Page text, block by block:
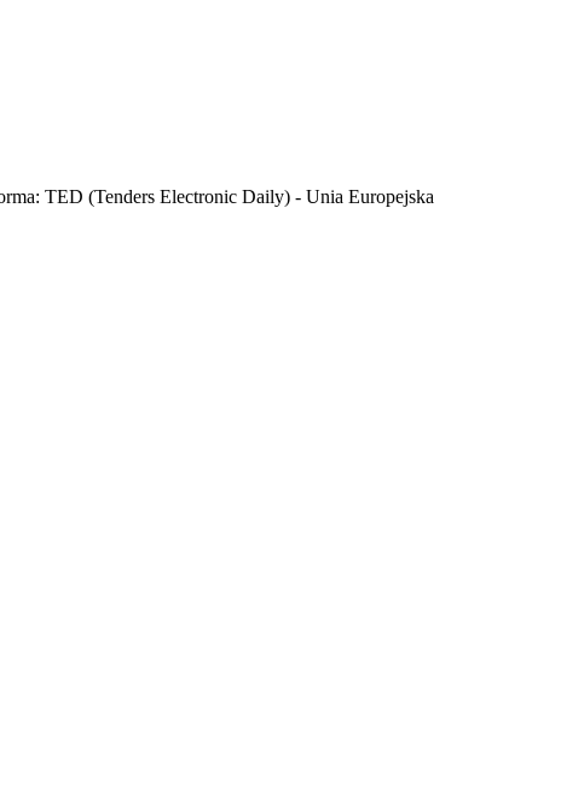
TED (Tenders Electronic Daily) - Unia Europejska